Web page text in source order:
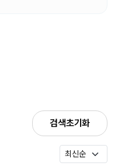
검색초기화